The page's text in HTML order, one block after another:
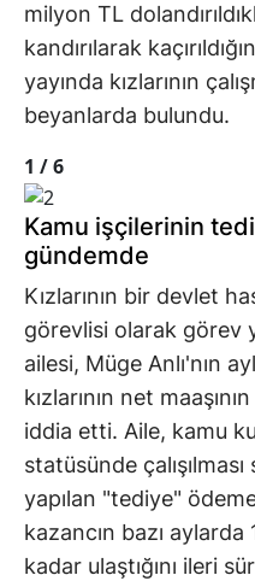
milyon TL
kandırılarak
yayında kızlarının
beyanlarda bulundu.
1 /6
Kamu işçilerinin
gündemde
Kızlarının bir devlet
görevlisi olarak görev
ailesi, Müge Anlı'nın
kızlarının net
iddia etti. Aile, kamu
statüsünde
yapılan "tediye"
kazancın bazı
kadar ulaştığını ileri